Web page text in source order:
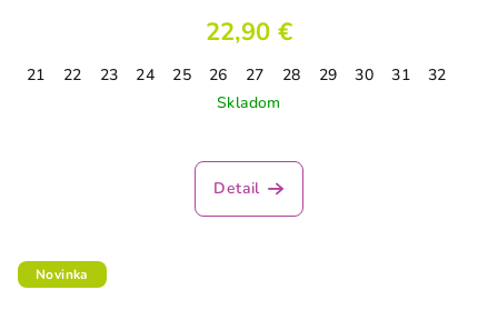
22,90 €
21 22 23 24 25 26 27 28 29 30 31
32
Skladom
Detail
Novinka